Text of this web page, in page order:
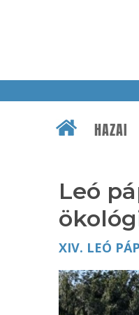
HAZAI
Leó
XIV. LEÓ